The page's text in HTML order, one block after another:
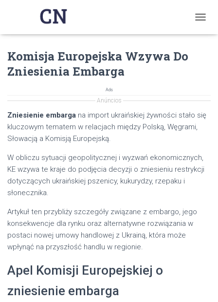
O
G
Komisja Europejska Wzywa Do
Zniesienia Embarga
Ads
Anúncios
Zniesienie embarga na import ukraińskiej żywności stało się
kluczowym tematem w relacjach między Polską, Węgrami,
Słowacją a Komisją Europejską.
W obliczu sytuacji geopolitycznej i wyzwań ekonomicznych,
KE wzywa te kraje do podjęcia decyzji o zniesieniu restrykcji
dotyczących ukraińskiej pszenicy, kukurydzy, rzepaku i
słonecznika.
Artykuł ten przybliży szczegóły związane z embargo, jego
konsekwencje dla rynku oraz alternatywne rozwiązania w
postaci nowej umowy handlowej z Ukrainą, która może
wpłynąć na przyszłość handlu w regionie.
Apel Komisji Europejskiej o
zniesienie embarga